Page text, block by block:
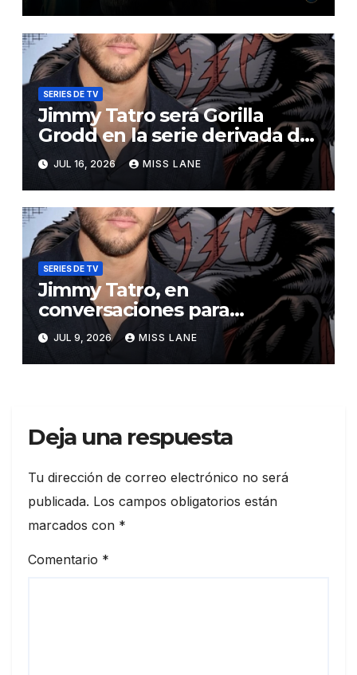
SERIES DE TV
Jimmy Tatro será Gorilla
Grodd en la serie derivada de
DC «DC Crime»
JUL 16, 2026 MISS LANE
SERIES DE TV
Jimmy Tatro, en
conversaciones para
interpretar a Gorilla Grodd en
la serie derivada de DC «DC
Crime»
JUL 9, 2026 MISS LANE
Deja una respuesta
Tu dirección de correo electrónico no será
publicada. Los campos obligatorios están
marcados con *
Comentario *